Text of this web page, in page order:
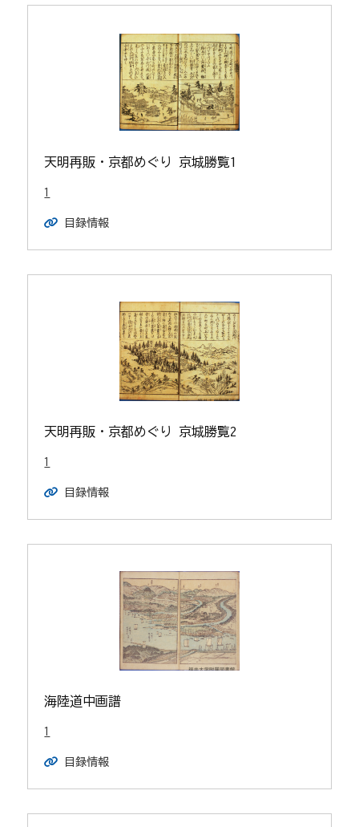
天明再販・京都めぐり 京城勝覧1
1
目録情報
天明再販・京都めぐり 京城勝覧2
1
目録情報
海陸道中画譜
1
目録情報